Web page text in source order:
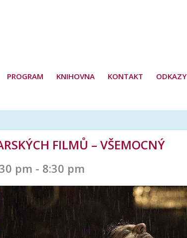
PROGRAM KNIHOVNA KONTAKT ODKAZY
FILMŮ – VŠEMOCNÝ
pm - 8:30 pm